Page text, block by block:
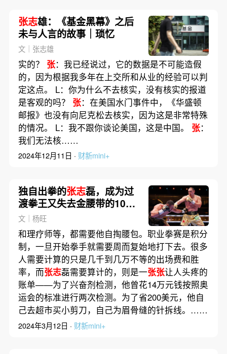
张志雄：《基金黑幕》之后
未与人言的故事｜琐忆
文｜张志雄
实的？ 张：我已经说过，它的数据是不可能造假
的，因为根据我多年在上交所和从业的经验可以判
定这点。 L：你为什么不去核实，没有核实的报道
是客观的吗？ 张：在美国水门事件中，《华盛顿
邮报》也没有向尼克松去核实，因为这是非常特殊
的情况。 L：我不跟你谈论美国，这是中国。 张：
我们无法核……
2024年12月11日 · 财新mini+
独自出拳的张志磊，成为过
渡拳王又失去金腰带的10年
｜体坛
文｜杨旺
和理疗师等，都需要他自掏腰包。职业拳赛是积分
制，一旦开始拳手就需要周而复始地打下去。很多
人需要计算的只是几千到几万不等的出场费和胜
率，而张志磊需要算计的，则是一张张让人头疼的
账单——为了兴奋剂检测，他曾花14万元钱按照奥
运会的标准进行两次检测。为了省200美元，他自
己去超市买小剪刀，自己为眉骨缝的针拆线。……
2024年3月12日 · 财新mini+